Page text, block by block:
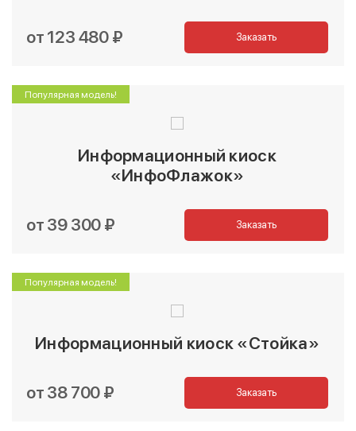
от 123 480 ₽ Заказать
Популярная модель!
Информационный киоск
«ИнфоФлажок»
от 39 300 ₽ Заказать
Популярная модель!
Информационный киоск «Стойка»
от 38 700 ₽ Заказать